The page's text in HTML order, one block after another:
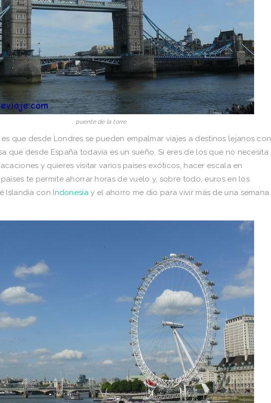
puente de la torre
que desde Londres se pueden empalmar viajes a destinos lejanos con
que desde España todavía es un sueño. Si eres de los que no necesita
y quieres visitar varios países exóticos, hacer escala en
te permite ahorrar horas de vuelo y, sobre todo, euros en los
Islandia conIndonesiay el ahorro me dio para vivir más de una semana